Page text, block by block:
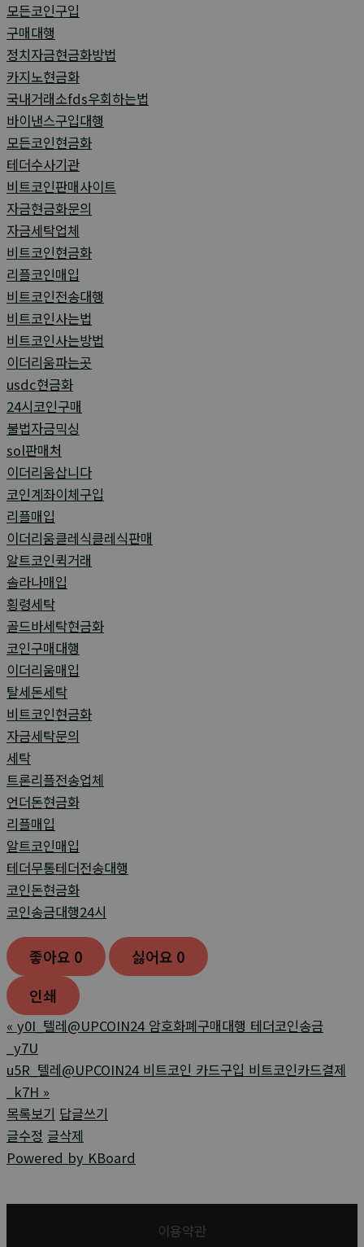
모든코인구입
구매대행
정치자금현금화방법
카지노현금화
국내거래소fds우회하는법
바이낸스구입대행
모든코인현금화
테더수사기관
비트코인판매사이트
자금현금화문의
자금세탁업체
비트코인현금화
리플코인매입
비트코인전송대행
비트코인사는법
비트코인사는방법
이더리움파는곳
usdc현금화
24시코인구매
불법자금믹싱
sol판매처
이더리움삽니다
코인계좌이체구입
리플매입
이더리움클레식클레식판매
알트코인퀵거래
솔라나매입
횡령세탁
골드바세탁현금화
코인구매대행
이더리움매입
탈세돈세탁
비트코인현금화
자금세탁문의
세탁
트론리플전송업체
언더돈현금화
리플매입
알트코인매입
테더무통테더전송대행
코인돈현금화
코인송금대행24시
좋아요 0 싫어요 0
인쇄
« y0I_텔레@UPCOIN24 암호화폐구매대행 테더코인송금
_y7U
u5R_텔레@UPCOIN24 비트코인 카드구입 비트코인카드결제
_k7H »
목록보기 답글쓰기
글수정 글삭제
Powered by KBoard
이용약관